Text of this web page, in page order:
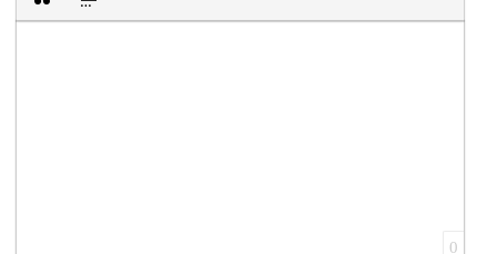
Вставка цитаты
Вставка спойлера
0